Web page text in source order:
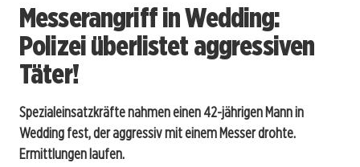
Messerangriff in Wedding:
Polizei überlistet aggressiven
Täter!
Spezialeinsatzkräfte nahmen einen 42-jährigen Mann in
Wedding fest, der aggressiv mit einem Messer drohte.
Ermittlungen laufen.